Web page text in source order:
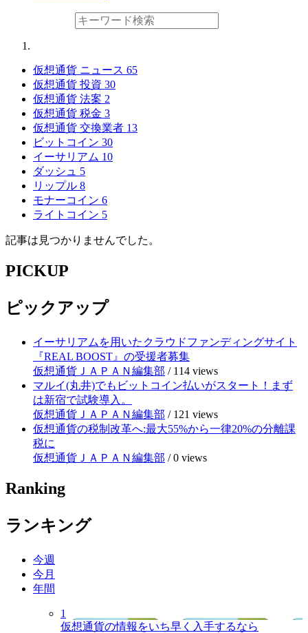
仮想通貨 ニュース 65
仮想通貨 投資 30
仮想通貨 法案 2
仮想通貨 税金 3
仮想通貨 交換業者 13
ビットコイン 30
イーサリアム 10
ダッシュ 5
リップル 8
モナーコイン 6
ライトコイン 5
記事は見つかりませんでした。
PICKUP
ピックアップ
イーサリアムを用いたクラウドファンディングサイト
『REAL BOOST』の受援者募集
仮想通貨ＪＡＰＡＮ編集部 / 114 views
マルイ(丸井)でもビットコイン払いがスタート！まず
は新宿で試験導入。
仮想通貨ＪＡＰＡＮ編集部 / 121 views
仮想通貨の税制改革へ:最大55%から一律20%の分離課
税に
仮想通貨ＪＡＰＡＮ編集部 /0 views
Ranking
ランキング
今週
今月
年間
1
仮想通貨の情報をいち早く入手するなら